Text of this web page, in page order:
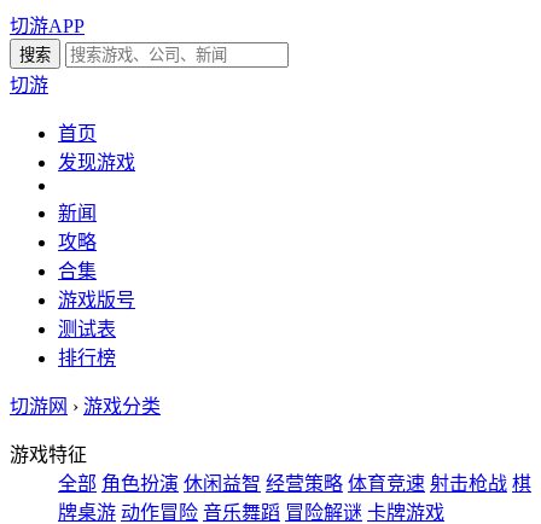
切游APP
切游
首页
发现游戏
新闻
攻略
合集
游戏版号
测试表
排行榜
切游网 › 游戏分类
游戏特征
全部 角色扮演 休闲益智 经营策略 体育竞速 射击枪战 棋
牌桌游 动作冒险 音乐舞蹈 冒险解谜 卡牌游戏